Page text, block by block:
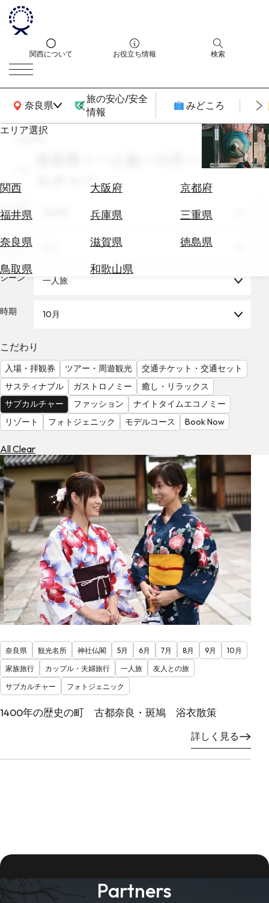
関西について お役立ち情報 検索
奈良県
関西広域MAP
旅の安心/安全
情報
みどころ
エリア選択
関西 大阪府
京都府
福井県
兵庫県
三重県
奈良県
滋賀県
徳島県
鳥取県
和歌山県
エ
券
テ
を
る
気
を
見
る
search
奈良県 × 一人旅 × 10月 × サブカ
ルチャー
エリア
テーマ
シーン 一人旅
時期 10月
こだわり
入場・拝観券 ツアー・周遊観光
交通チケット・交通セット
サスティナブル
ガストロノミー
癒し・リラックス
サブカルチャー
ファッション
ナイトタイムエコノミー
リゾート
フォトジェニック モデルコース Book Now
All Clear
奈良県 観光名所 神社仏閣 5月 6月 7月 8月 9月
10月
家族旅行
カップル・夫婦旅行 一人旅
友人との旅
サブカルチャー
フォトジェニック
1400年の歴史の町 古都奈良・斑鳩 浴衣散策
詳しく見る
Partners